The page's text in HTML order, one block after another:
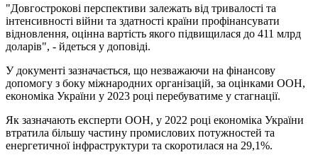
"Довгострокові перспективи залежать від тривалості та
інтенсивності війни та здатності країни профінансувати
відновлення, оцінна вартість якого підвищилася до 411 млрд
доларів", - йдеться у доповіді.
У документі зазначається, що незважаючи на фінансову
допомогу з боку міжнародних організацій, за оцінками ООН,
економіка України у 2023 році перебуватиме у стагнації.
Як зазначають експерти ООН, у 2022 році економіка України
втратила більшу частину промислових потужностей та
енергетичної інфраструктури та скоротилася на 29,1%.